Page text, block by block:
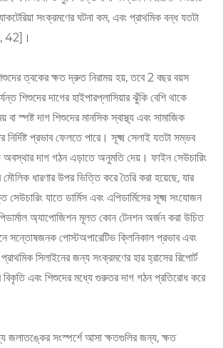
সংক্রমণের ঘটনা কম, এবং প্রাথমিক বন্ধ যতটা
42]।
ত্বকের ক্ষত দ্রুত নিরাময় হয়, তবে 2 বছর বয়স
শিশুদের দাগের হাইপারপ্লাসিয়ার ঝুঁকি বেশি থাকে
বা স্পষ্ট দাগ শিশুদের মানসিক স্বাস্থ্য এবং সামাজিক
প্রভাব ফেলতে পারে। সূক্ষ্ম সেলাই যতটা সম্ভব
অবস্থার দাগ গঠন এড়াতে অনুমতি দেয়। ফাইন সেউচারিং
ধারণার উপর ভিত্তি করে তৈরি করা হয়েছে, যার
যাতে ডার্মিস এবং এপিডার্মিসের সূক্ষ্ম সংযোজন
অ্যাপোজিশন মূলত কোন টেনশন অর্জন করা উচিত
সন্তোষজনক পোস্টঅপারেটিভ ক্লিনিকাল প্রভাব এবং
সিলাইনের জন্য সংক্রমণের হার হ্রাসের রিপোর্ট
বিকৃতি এবং শিশুদের মধ্যে গুরুতর দাগ গঠন প্রতিরোধ করে
জলাতঙ্কের সংস্পর্শে আসা ক্ষতগুলির জন্য, ক্ষত